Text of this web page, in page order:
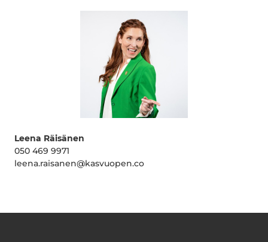
Leena Räisänen
050 469 9971
leena.raisanen@kasvuopen.co